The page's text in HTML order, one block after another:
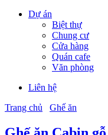
Dự án
Biệt thự
Chung cư
Cửa hàng
Quán cafe
Văn phòng
Liên hệ
Trang chủ
Ghế ăn